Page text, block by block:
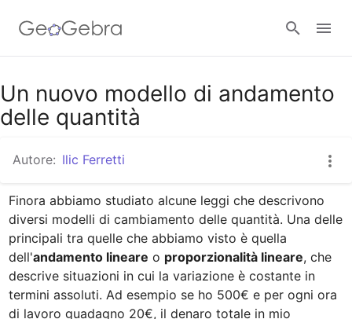
Accedi
Un nuovo modello di andamento
delle quantità
Autore: Ilic Ferretti
Finora abbiamo studiato alcune leggi che descrivono
diversi modelli di cambiamento delle quantità. Una delle
principali tra quelle che abbiamo visto è quella
dell'andamento lineare o proporzionalità lineare, che
descrive situazioni in cui la variazione è costante in
termini assoluti. Ad esempio se ho 500€ e per ogni ora
di lavoro guadagno 20€, il denaro totale in mio